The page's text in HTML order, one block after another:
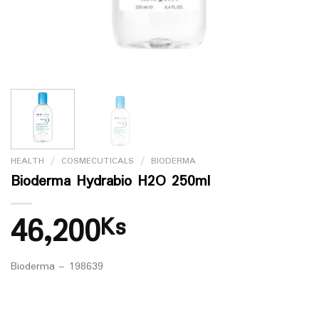
HEALTH / COSMECUTICALS / BIODERMA
Bioderma Hydrabio H2O 250ml
46,200Ks
Bioderma – 198639